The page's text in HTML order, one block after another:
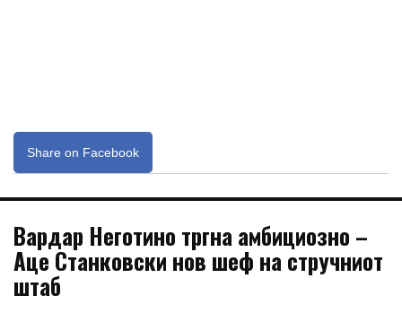
Share on Facebook
Вардар Неготино тргна амбициозно –
Аце Станковски нов шеф на стручниот
штаб